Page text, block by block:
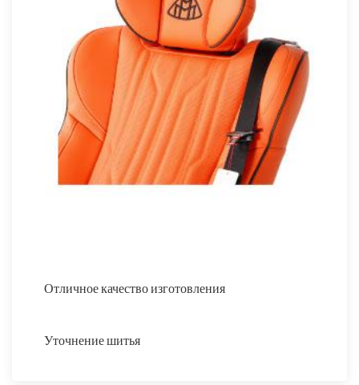
Отличное качество изготовления
Уточнение шитья